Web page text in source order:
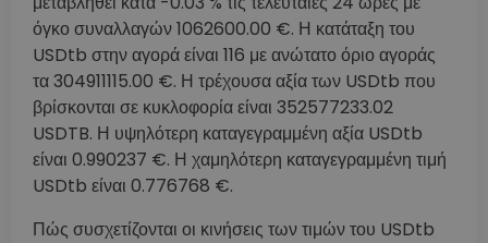
όγκο συναλλαγών 1062600.00 €. Η κατάταξη του
USDtb στην αγορά είναι 116 με ανώτατο όριο αγοράς
τα 304911115.00 €. Η τρέχουσα αξία των USDtb που
βρίσκονται σε κυκλοφορία είναι 352577233.02
USDTB. Η υψηλότερη καταγεγραμμένη αξία USDtb
είναι 0.990237 €. Η χαμηλότερη καταγεγραμμένη τιμή
USDtb είναι 0.776768 €.
Πώς συσχετίζονται οι κινήσεις των τιμών του USDtb